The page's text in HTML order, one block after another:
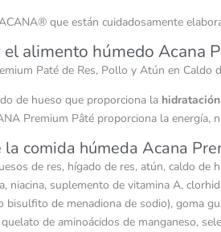
que están cuidadosamente
alimento húmedo Acana
Paté de Res, Pollo y Atún en
de hueso que proporciona la
Premium Pâté proporciona la energía,
comida húmeda Acana
de res, hígado de res, atún, caldo
niacina, suplemento de vitamina A,
bisulfito de menadiona de sodio), goma
de aminoácidos de manganeso,